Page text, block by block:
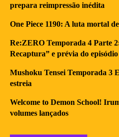
prepara reimpressão inédita
One Piece 1190: A luta mortal
Re:ZERO Temporada 4 Parte
Recaptura” e prévia do episódio
Mushoku Tensei Temporada 3
estreia
Welcome to Demon School!
volumes lançados